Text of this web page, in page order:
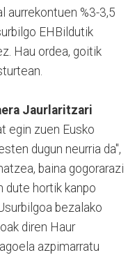
aurrekontuen %3-3,5
EHBildutik
Hau ordea, goitik
Jaurlaritzari
egin zuen Eusko
dugun neurria da",
baina gogorarazi
dute hortik kanpo
bezalako
diren Haur
azpimarratu